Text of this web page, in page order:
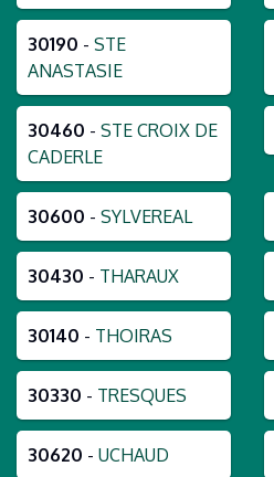
30190 - STE
ANASTASIE
30460 - STE CROIX DE
CADERLE
30600 - SYLVEREAL
30430 - THARAUX
30140 - THOIRAS
30330 - TRESQUES
30620 - UCHAUD